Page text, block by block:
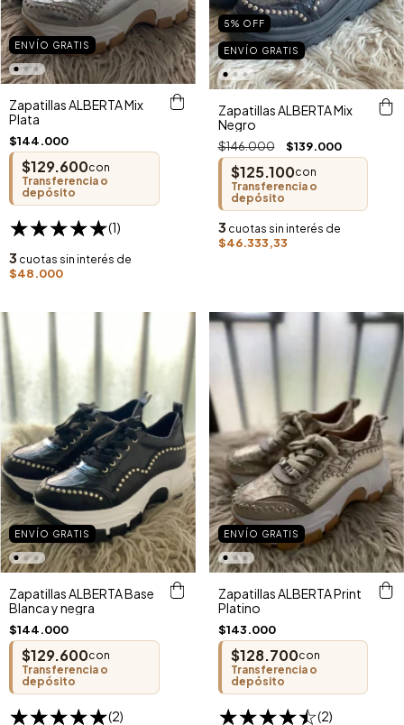
ENVÍO GRATIS
Zapatillas ALBERTA Mix
Plata
$144.000
$129.600con
Transferencia o
depósito
(1)
3 cuotas sin interés de
$48.000
5% OFF
ENVÍO GRATIS
Zapatillas ALBERTA Mix
Negro
$146.000 $139.000
$125.100con
Transferencia o
depósito
3 cuotas sin interés de
$46.333,33
ENVÍO GRATIS
Zapatillas ALBERTA Base
Blanca y negra
$144.000
$129.600con
Transferencia o
depósito
(2)
ENVÍO GRATIS
Zapatillas ALBERTA Print
Platino
$143.000
$128.700con
Transferencia o
depósito
(2)